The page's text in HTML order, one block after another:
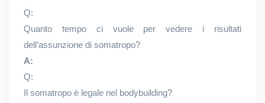
Q:
Quanto tempo ci vuole per vedere i risultati
dell’assunzione di somatropo?
A:
Q:
Il somatropo è legale nel bodybuilding?